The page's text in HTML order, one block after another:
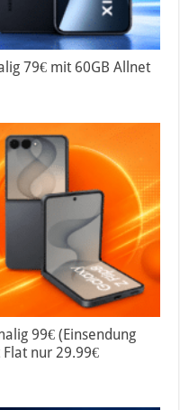
79€ mit 60GB Allnet
99€ (Einsendung
nur 29.99€